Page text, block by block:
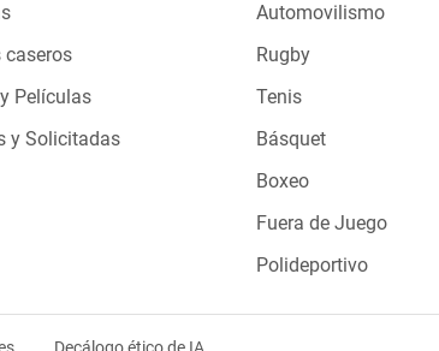
caseros
Películas
y Solicitadas
Automovilismo
Rugby
Tenis
Básquet
Boxeo
Fuera de Juego
Polideportivo